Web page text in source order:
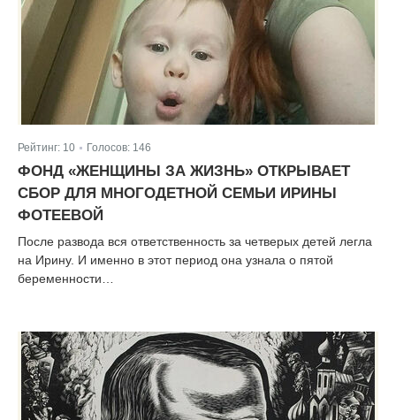
Рейтинг: 10 Голосов: 146
ФОНД «ЖЕНЩИНЫ ЗА ЖИЗНЬ» ОТКРЫВАЕТ
СБОР ДЛЯ МНОГОДЕТНОЙ СЕМЬИ ИРИНЫ
ФОТЕЕВОЙ
После развода вся ответственность за четверых детей легла
на Ирину. И именно в этот период она узнала о пятой
беременности…